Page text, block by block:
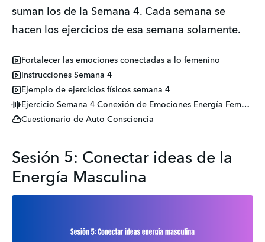
suman los de la Semana 4. Cada semana se
hacen los ejercicios de esa semana solamente.
Fortalecer las emociones conectadas a lo femenino
Instrucciones Semana 4
Ejemplo de ejercicios físicos semana 4
Ejercicio Semana 4 Conexión de Emociones Energía Femenina
Cuestionario de Auto Consciencia
Sesión 5: Conectar ideas de la
Energía Masculina